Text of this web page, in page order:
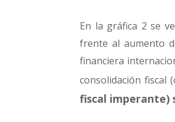
En la gráfica 2 se
frente al aumento
financiera
consolidación fiscal
fiscal imperante)